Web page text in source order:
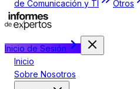
de Comunicación y TI
Otros
Inicio de Sesión
Inicio
Sobre Nosotros